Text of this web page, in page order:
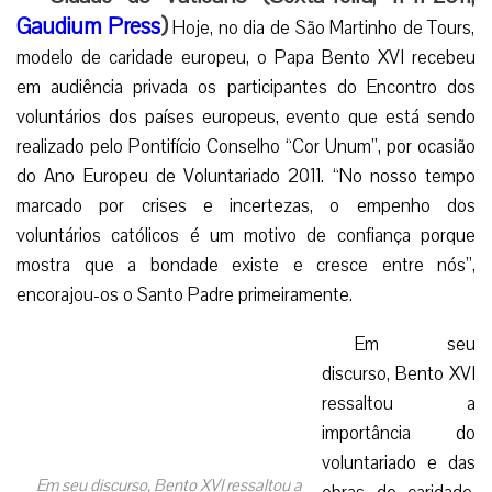
Gaudium Press)Hoje, no dia de São Martinho de Tours,
modelo de caridade europeu, o Papa Bento XVI recebeu
em audiência privada os participantes do Encontro dos
voluntários dos países europeus, evento que está sendo
realizado pelo Pontifício Conselho “Cor Unum”, por ocasião
do Ano Europeu de Voluntariado 2011. “No nosso tempo
marcado por crises e incertezas, o empenho dos
voluntários católicos é um motivo de confiança porque
mostra que a bondade existe e cresce entre nós”,
encorajou-os o Santo Padre primeiramente.
Em seu discurso, Bento XVI ressaltou a
Em seu
discurso, Bento XVI
ressaltou a
importância do
voluntariado e das